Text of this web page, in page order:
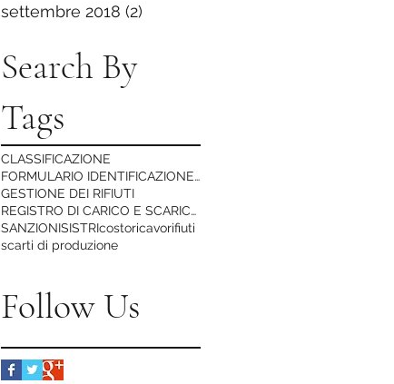
settembre 2018 (2)
Search By
Tags
CLASSIFICAZIONE
FORMULARIO IDENTIFICAZIONE RIFIUTO
GESTIONE DEI RIFIUTI
REGISTRO DI CARICO E SCARICO RIFIUTI
SANZIONISISTRIcostoricavorifiuti
scarti di produzione
Follow Us